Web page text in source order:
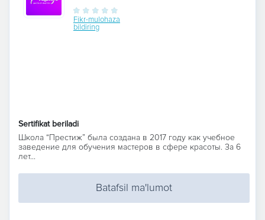
Fikr-mulohaza
bildiring
Sertifikat beriladi
Школа “Престиж” была создана в 2017 году как учебное
заведение для обучения мастеров в сфере красоты. За 6
лет...
Batafsil ma'lumot